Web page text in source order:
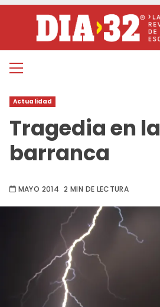
contenido
Menú
Actualidad
Tragedia en la
barranca
MAYO 2014 2 MIN DE LECTURA